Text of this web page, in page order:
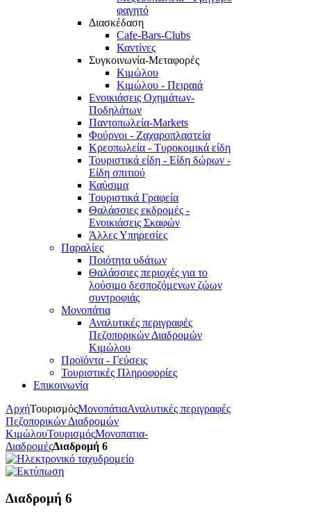
φαγητό
Διασκέδαση
Cafe-Bars-Clubs
Καντίνες
Συγκοινωνία-Μεταφορές
Κιμώλου
Κιμώλου - Πειραιά
Ενοικιάσεις Οχημάτων-
Ποδηλάτων
Παντοπωλεία-Markets
Φούρνοι - Ζαχαροπλαστεία
Κρεοπωλεία - Τυροκομικά είδη
Τουριστικά είδη - Είδη δώρων -
Είδη σπιτιού
Καύσιμα
Τουριστικά Γραφεία
Θαλάσσιες εκδρομές -
Ενοικιάσεις Σκαφών
Άλλες Υπηρεσίες
Παραλίες
Ποιότητα υδάτων
Θαλάσσιες περιοχές για το
λούσιμο δεσποζόμενων ζώων
συντροφιάς
Μονοπάτια
Αναλυτικές περιγραφές
Πεζοπορικών Διαδρομών
Κιμώλου
Προϊόντα - Γεύσεις
Τουριστικές Πληροφορίες
Επικοινωνία
ΑρχήΤουρισμόςΜονοπάτιαΑναλυτικές περιγραφές
Πεζοπορικών Διαδρομών
ΚιμώλουΤουρισμόςΜονοπατια-
ΔιαδρομέςΔιαδρομή 6
Διαδρομή 6